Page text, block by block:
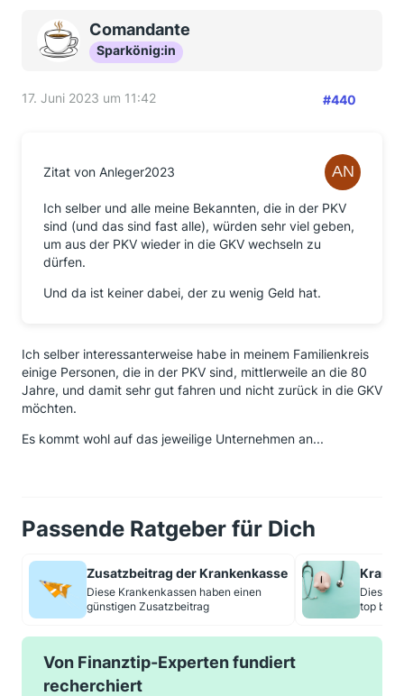
Comandante
Sparkönig:in
17. Juni 2023 um 11:42 #440
Zitat von Anleger2023
Ich selber und alle meine Bekannten, die in der PKV
sind (und das sind fast alle), würden sehr viel geben,
um aus der PKV wieder in die GKV wechseln zu
dürfen.
Und da ist keiner dabei, der zu wenig Geld hat.
Ich selber interessanterweise habe in meinem Familienkreis
einige Personen, die in der PKV sind, mittlerweile an die 80
Jahre, und damit sehr gut fahren und nicht zurück in die GKV
möchten.
Es kommt wohl auf das jeweilige Unternehmen an...
Passende Ratgeber für Dich
Zusatzbeitrag der Krankenkasse
Diese Krankenkassen haben einen
günstigen Zusatzbeitrag
Diese
top bei
Von Finanztip-Experten fundiert
recherchiert